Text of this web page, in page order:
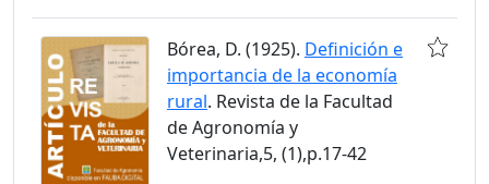
Bórea, D. (1925). Definición e
importancia de la economía
rural. Revista de la Facultad
de Agronomía y
Veterinaria,5, (1),p.17-42